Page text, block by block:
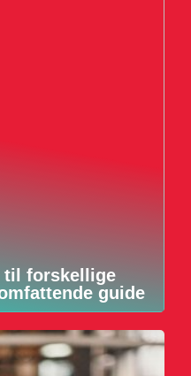
til forskellige
guide